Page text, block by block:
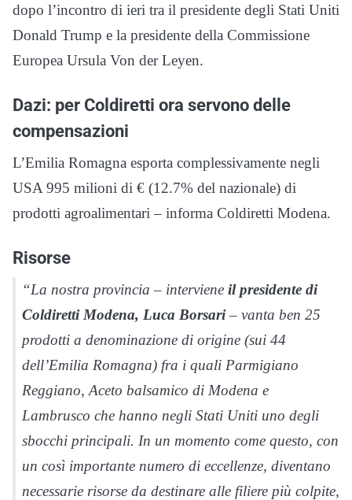
dopo l’incontro di ieri tra il presidente degli Stati Uniti
Donald Trump e la presidente della Commissione
Europea Ursula Von der Leyen.
Dazi: per Coldiretti ora servono delle
compensazioni
L’Emilia Romagna esporta complessivamente negli
USA 995 milioni di € (12.7% del nazionale) di
prodotti agroalimentari – informa Coldiretti Modena.
Risorse
“La nostra provincia – interviene il presidente di
Coldiretti Modena, Luca Borsari– vanta ben 25
prodotti a denominazione di origine (sui 44
dell’Emilia Romagna) fra i quali Parmigiano
Reggiano, Aceto balsamico di Modena e
Lambrusco che hanno negli Stati Uniti uno degli
sbocchi principali. In un momento come questo, con
un così importante numero di eccellenze, diventano
necessarie risorse da destinare alle filiere più colpite,